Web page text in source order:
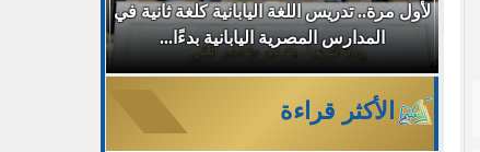
لأول مرة.. تدريس اللغة اليابانية كلغة ثانية في
المدارس المصرية اليابانية بدءًا...
الأكثر قراءة